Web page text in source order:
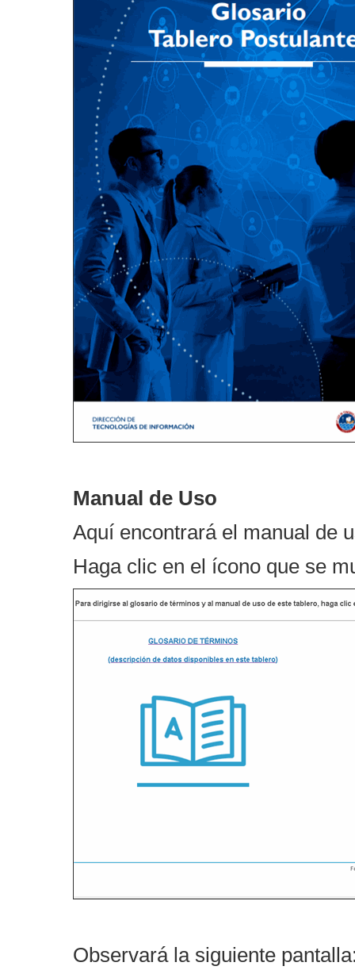
Manual de Uso
Aquí encontrará el manual de
Haga clic en el ícono que se
Observará la siguiente